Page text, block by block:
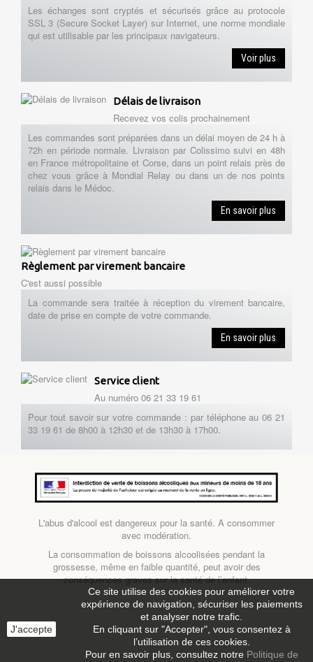
Les échanges sont cryptés et sécurisés grâce au protocole
SSL 3 (Secure Socket Layer) sur Internet, une norme mondiale
qui est utilisable par les principaux navigateurs.
Voir plus
Délais de livraison
Recevez vos colis prochainement
Les commandes sont préparées dans un délai moyen de 24 h à
72h en période normale. Livraison par Colissimo suivi en 48h
en France métropolitaine et Corse, dans un point relais près de
chez vous grâce à Mondial Relay ou dans un de nos points
relais dans le Médoc.
En savoir plus
Règlement par virement bancaire
C'est aussi possible
La commande sera traitée à réception du virement bancaire,
date de prise en compte de votre commande.
En savoir plus
Service client
Au numéro 06 21 33 19 61
Pour tout savoir sur votre commande : par téléphone au 06 21
33 19 61 de 8h00 à 12h30 et de 13h30 à 17h00.
J'accepte
Ce site utilise des cookies pour améliorer votre
expérience de navigation, sécuriser les paiements
et analyser notre trafic.
En cliquant sur "Accepter", vous consentez à
l’utilisation de ces cookies.
Pour en savoir plus, consultez notre Politique de
L'abus d'alcool est dangereux pour la santé. A consommer
avec modération.
La consommation de boissons alcoolisées pendant la
grossesse, même en faible quantité, peut avoir des
conséquences graves sur la santé de l’enfant.